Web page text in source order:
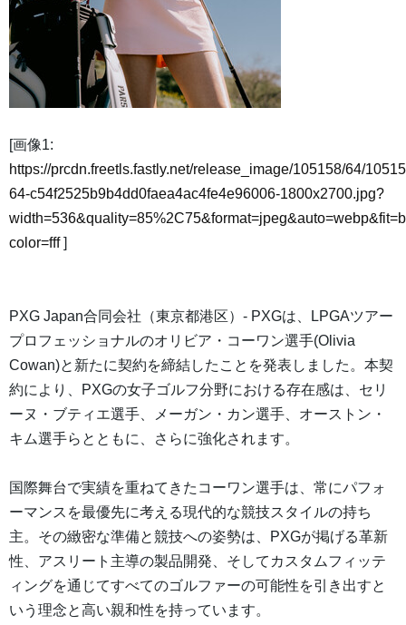
[画像1:
https://prcdn.freetls.fastly.net/release_image/105158/64/
64-c54f2525b9b4dd0faea4ac4fe4e96006-1800x2700.jpg?
color=fff]
PXG Japan合同会社（東京都港区）- PXGは、LPGAツアー
プロフェッショナルのオリビア・コーワン選手(Olivia
Cowan)と新たに契約を締結したことを発表しました。本契
約により、PXGの女子ゴルフ分野における存在感は、セリ
ーヌ・ブティエ選手、メーガン・カン選手、オーストン・
キム選手らとともに、さらに強化されます。
国際舞台で実績を重ねてきたコーワン選手は、常にパフォ
ーマンスを最優先に考える現代的な競技スタイルの持ち
主。その緻密な準備と競技への姿勢は、PXGが掲げる革新
性、アスリート主導の製品開発、そしてカスタムフィッテ
ィングを通じてすべてのゴルファーの可能性を引き出すと
いう理念と高い親和性を持っています。